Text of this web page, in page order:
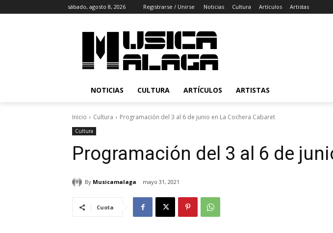
sábado, agosto 8, 2026 Registrarse / Unirse Noticias Cultura Artículos Artistas
NOTICIAS CULTURA ARTÍCULOS ARTISTAS
Inicio Cultura Programación del 3 al 6 de junio en La Cochera Cabaret
Cultura
Programación del 3 al 6 de
By Musicamalaga mayo 31, 2021
Cuota